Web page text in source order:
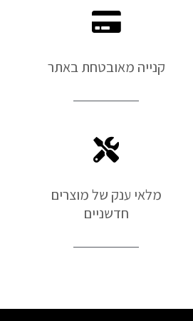
קנייה מאובטחת באתר
מלאי ענק של מוצרים
חדשניים